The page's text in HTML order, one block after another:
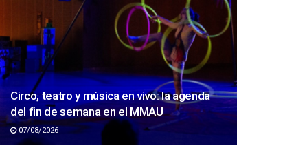
Circo, teatro y música en vivo: la agenda
del fin de semana en el MMAU
07/08/2026